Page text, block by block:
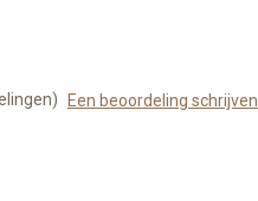
Een beoordeling schrijven